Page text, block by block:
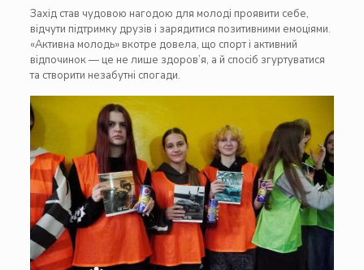
Захід став чудовою нагодою для молоді проявити себе,
відчути підтримку друзів і зарядитися позитивними емоціями.
«Активна молодь» вкотре довела, що спорт і активний
відпочинок — це не лише здоров’я, а й спосіб згуртуватися
та створити незабутні спогади.